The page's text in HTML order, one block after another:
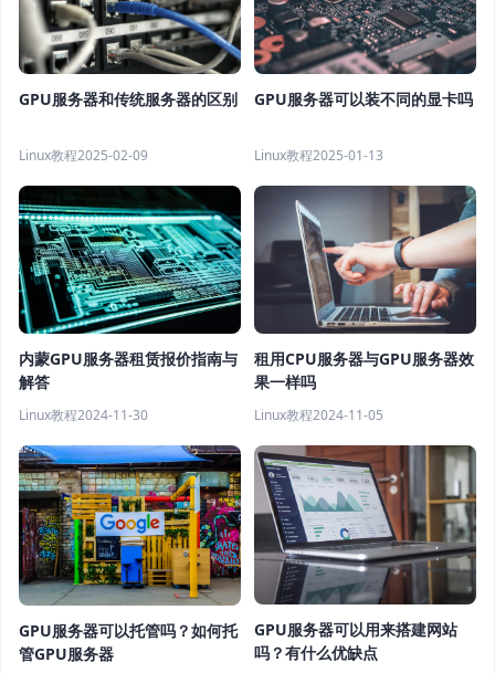
GPU服务器和传统服务器的区别
Linux教程2025-02-09
GPU服务器可以装不同的显卡吗
Linux教程2025-01-13
内蒙GPU服务器租赁报价指南与
解答
Linux教程2024-11-30
租用CPU服务器与GPU服务器效
果一样吗
Linux教程2024-11-05
GPU服务器可以托管吗？如何托
管GPU服务器
GPU服务器可以用来搭建网站
吗？有什么优缺点